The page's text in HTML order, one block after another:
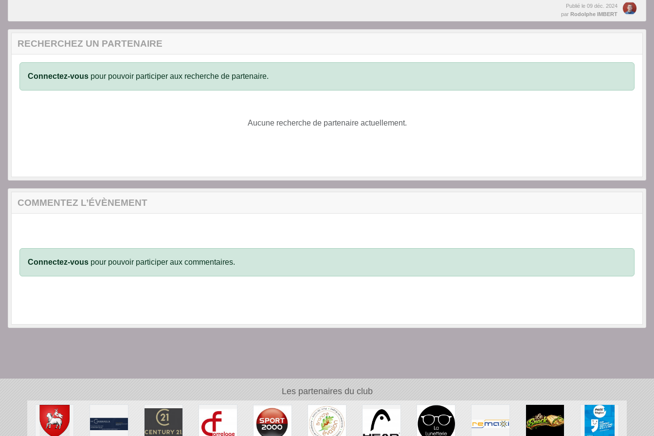
Publié le 09 déc. 2024
par Rodolphe IMBERT
RECHERCHEZ UN PARTENAIRE
Connectez-vous pour pouvoir participer aux recherche de partenaire.
Aucune recherche de partenaire actuellement.
COMMENTEZ L’ÉVÈNEMENT
Connectez-vous pour pouvoir participer aux commentaires.
Les partenaires du club